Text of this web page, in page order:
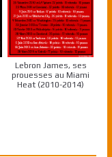
Lebron James, ses
prouesses au Miami
Heat (2010-2014)